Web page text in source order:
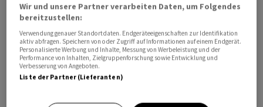
Landqart ist den Angaben zufolge Herstellerin des
Schweizer Banknotenserie Verwendung findet. Da es
der alleinige Anbieter sei, habe sich die SNB zur
Übernahme entschieden, da sonst die Produktion der
neuen Schweizer Banknotenserie nicht durchgehend
gesichert gewesen wäre. Mit dem jetzigen Schritt
Wir und unsere Partner verarbeiten Daten, um Folgendes
bereitzustellen:
Verwendung genauer Standortdaten. Endgeräteeigenschaften zur Identifikation
aktiv abfragen. Speichern von oder Zugriff auf Informationen auf einem Endgerät.
Personalisierte Werbung und Inhalte, Messung von Werbeleistung und der
Performance von Inhalten, Zielgruppenforschung sowie Entwicklung und
Verbesserung von Angeboten.
Liste der Partner (Lieferanten)